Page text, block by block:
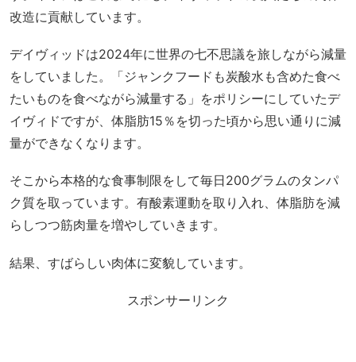
改造に貢献しています。
デイヴィッドは2024年に世界の七不思議を旅しながら減量
をしていました。「ジャンクフードも炭酸水も含めた食べ
たいものを食べながら減量する」をポリシーにしていたデ
イヴィドですが、体脂肪15％を切った頃から思い通りに減
量ができなくなります。
そこから本格的な食事制限をして毎日200グラムのタンパ
ク質を取っています。有酸素運動を取り入れ、体脂肪を減
らしつつ筋肉量を増やしていきます。
結果、すばらしい肉体に変貌しています。
スポンサーリンク